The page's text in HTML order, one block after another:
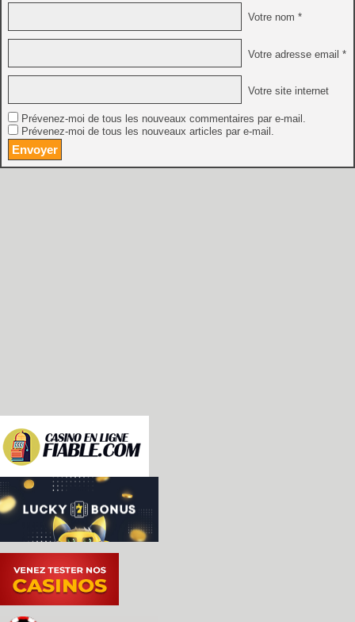
Votre nom *
Votre adresse email *
Votre site internet
Prévenez-moi de tous les nouveaux commentaires par e-mail.
Prévenez-moi de tous les nouveaux articles par e-mail.